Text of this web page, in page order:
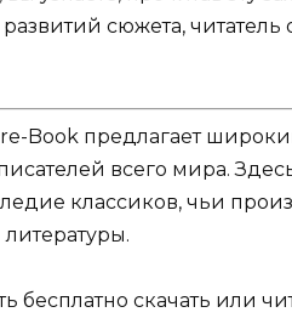
сюжета, читатель
Book предлагает
всего мира.
классиков, чьи
бесплатно скачать или